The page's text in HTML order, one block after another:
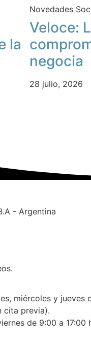
la
Novedades
Veloce:
negocia
28 julio, 2026
- Argentina
miércoles y jueves
cita previa).
de 9:00 a 17:00